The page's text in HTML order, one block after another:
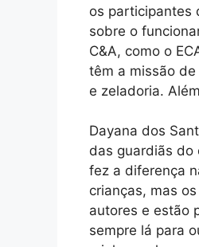
os participantes
sobre o
C&A, como o
têm a missão
e zeladoria.
Dayana dos
das guardiãs do
fez a diferença
crianças, mas
autores e estão
sempre lá para